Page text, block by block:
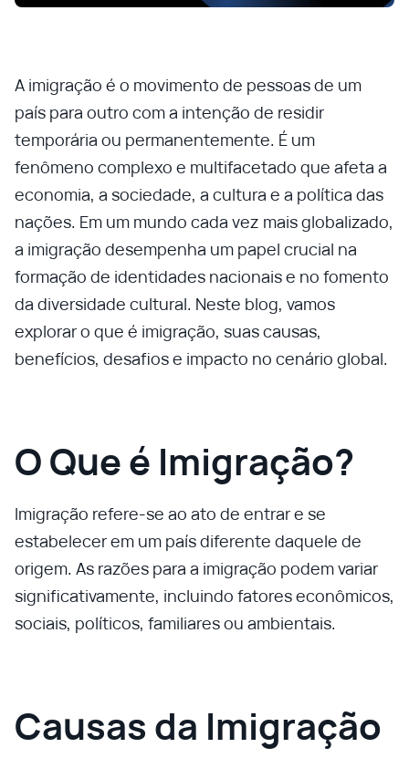
A imigração é o movimento de pessoas de um
país para outro com a intenção de residir
temporária ou permanentemente. É um
fenômeno complexo e multifacetado que afeta a
economia, a sociedade, a cultura e a política das
nações. Em um mundo cada vez mais globalizado,
a imigração desempenha um papel crucial na
formação de identidades nacionais e no fomento
da diversidade cultural. Neste blog, vamos
explorar o que é imigração, suas causas,
benefícios, desafios e impacto no cenário global.
O Que é Imigração?
Imigração refere-se ao ato de entrar e se
estabelecer em um país diferente daquele de
origem. As razões para a imigração podem variar
significativamente, incluindo fatores econômicos,
sociais, políticos, familiares ou ambientais.
Causas da Imigração